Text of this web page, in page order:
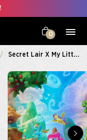
0
Secret Lair X My Little Pony: The Lands Of Equestria Foil Edition